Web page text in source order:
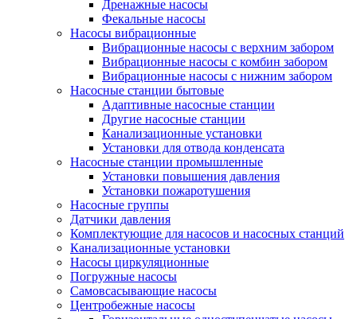
Дренажные насосы
Фекальные насосы
Насосы вибрационные
Вибрационные насосы с верхним забором
Вибрационные насосы с комбин забором
Вибрационные насосы с нижним забором
Насосные станции бытовые
Адаптивные насосные станции
Другие насосные станции
Канализационные установки
Установки для отвода конденсата
Насосные станции промышленные
Установки повышения давления
Установки пожаротушения
Насосные группы
Датчики давления
Комплектующие для насосов и насосных станций
Канализационные установки
Насосы циркуляционные
Погружные насосы
Самовсасывающие насосы
Центробежные насосы